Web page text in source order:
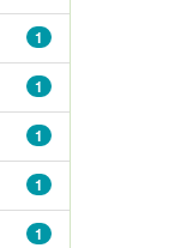
1
1
1
1
1